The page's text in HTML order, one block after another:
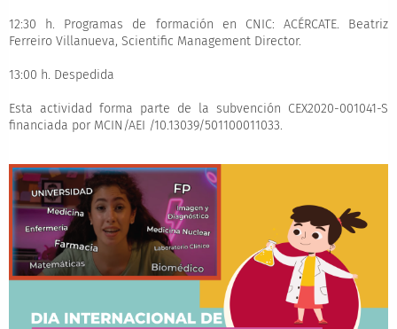
12:30 h. Programas de formación en CNIC: ACÉRCATE. Beatriz
Ferreiro Villanueva, Scientific Management Director.
13:00 h. Despedida
Esta actividad forma parte de la subvención CEX2020-001041-S
financiada por MCIN/AEI /10.13039/501100011033.